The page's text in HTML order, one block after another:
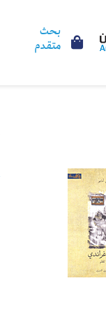
بحث
متقدم